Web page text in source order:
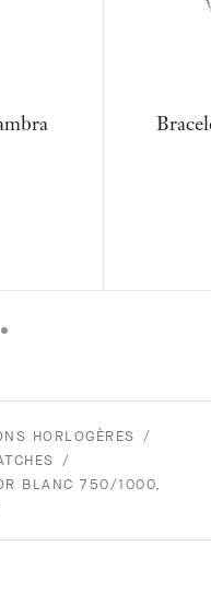
HORLOGÈRES
BLANC 750/1000,